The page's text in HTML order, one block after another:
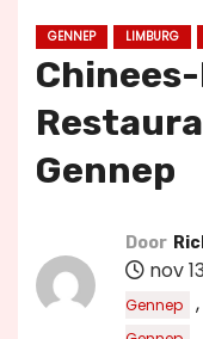
GENNEP LIMBURG
Gennep
Door
nov
Gennep
,